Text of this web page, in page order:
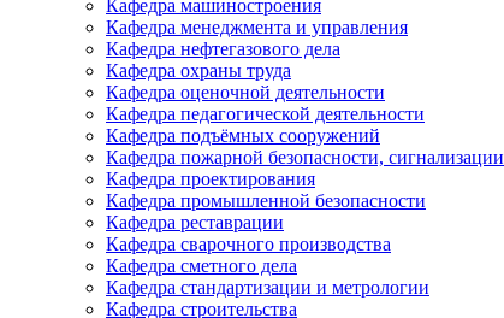
Кафедра машиностроения
Кафедра менеджмента и управления
Кафедра нефтегазового дела
Кафедра охраны труда
Кафедра оценочной деятельности
Кафедра педагогической деятельности
Кафедра подъёмных сооружений
Кафедра пожарной безопасности, сигнализации
Кафедра проектирования
Кафедра промышленной безопасности
Кафедра реставрации
Кафедра сварочного производства
Кафедра сметного дела
Кафедра стандартизации и метрологии
Кафедра строительства